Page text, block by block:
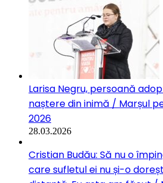
Larisa Negru, persoană
naștere din inimă / Marșul
2026
28.03.2026
Cristian Budău: Să nu o
care sufletul ei nu și-o